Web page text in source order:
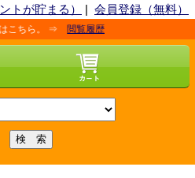
トが貯まる） | 会員登録（無料）
⇒閲覧履歴